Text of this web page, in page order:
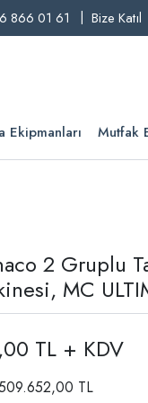
866 01 61 Bize Katıl
Ekipmanları Mutfak
2 Gruplu
MC
TL + KDV
TL